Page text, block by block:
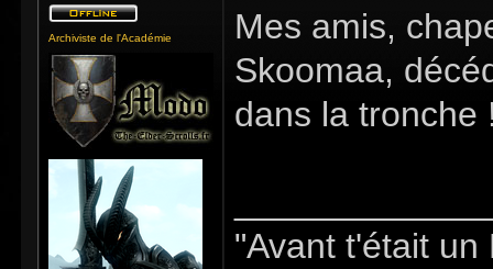
Archiviste de l'Académie
Mes amis,
Skoomaa,
dans la tronche
"Avant t'était